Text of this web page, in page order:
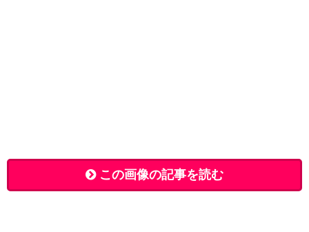
この画像の記事を読む